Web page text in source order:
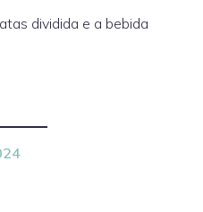
dividida e a bebida